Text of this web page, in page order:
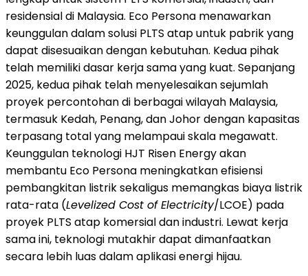
residensial di Malaysia. Eco Persona menawarkan
keunggulan dalam solusi PLTS atap untuk pabrik yang
dapat disesuaikan dengan kebutuhan. Kedua pihak
telah memiliki dasar kerja sama yang kuat. Sepanjang
2025, kedua pihak telah menyelesaikan sejumlah
proyek percontohan di berbagai wilayah Malaysia,
termasuk Kedah, Penang, dan Johor dengan kapasitas
terpasang total yang melampaui skala megawatt.
Keunggulan teknologi HJT Risen Energy akan
membantu Eco Persona meningkatkan efisiensi
pembangkitan listrik sekaligus memangkas biaya listrik
rata-rata (Levelized Cost of Electricity/LCOE) pada
proyek PLTS atap komersial dan industri. Lewat kerja
sama ini, teknologi mutakhir dapat dimanfaatkan
secara lebih luas dalam aplikasi energi hijau.